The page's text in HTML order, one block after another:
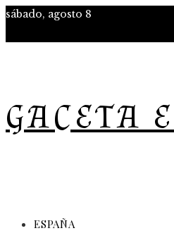
sábado, agosto 8
GACETA
ESPAÑA